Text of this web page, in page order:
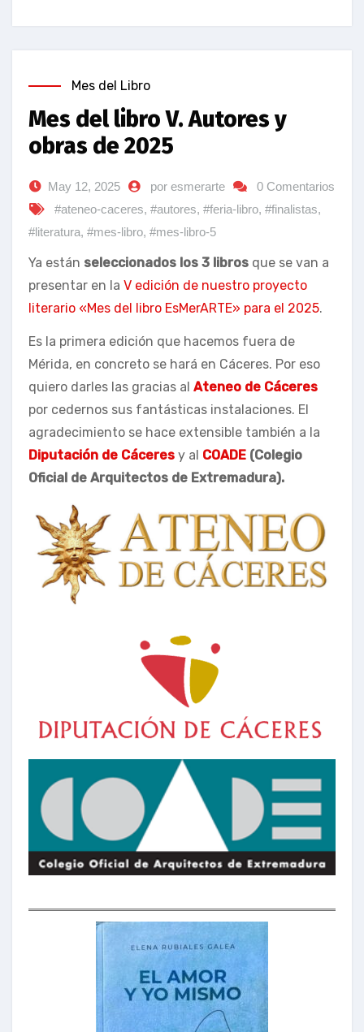
Mes del Libro
Mes del libro V. Autores y
obras de 2025
May 12, 2025 por esmerarte
0 Comentarios
#ateneo-caceres, #autores, #feria-libro, #finalistas,
#literatura, #mes-libro, #mes-libro-5
Ya están seleccionados los 3 libros que se van a
presentar en la V edición de nuestro proyecto
literario «Mes del libro EsMerARTE» para el 2025.
Es la primera edición que hacemos fuera de
Mérida, en concreto se hará en Cáceres. Por eso
quiero darles las gracias al Ateneo de Cáceres
por cedernos sus fantásticas instalaciones. El
agradecimiento se hace extensible también a la
Diputación de Cáceres y al COADE (Colegio
Oficial de Arquitectos de Extremadura).